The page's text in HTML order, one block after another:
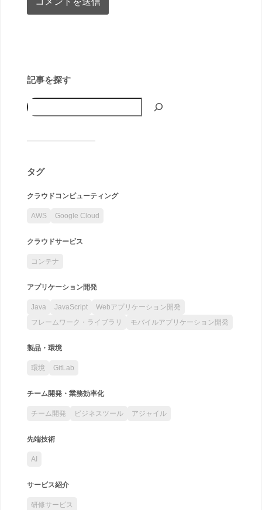
記事を探す
タグ
クラウドコンピューティング
AWS Google Cloud
クラウドサービス
コンテナ
アプリケーション開発
Java JavaScript
Webアプリケーション開発
フレームワーク・ライブラリ
モバイルアプリケーション開発
製品・環境
環境 GitLab
チーム開発・業務効率化
チーム開発 ビジネスツール アジャイル
先端技術
AI
サービス紹介
研修サービス